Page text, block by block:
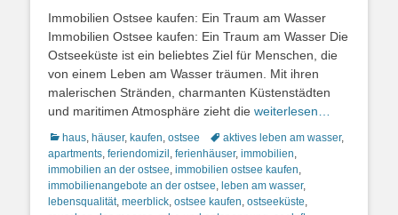
Immobilien Ostsee kaufen: Ein Traum am Wasser
Immobilien Ostsee kaufen: Ein Traum am Wasser Die
Ostseeküste ist ein beliebtes Ziel für Menschen, die
von einem Leben am Wasser träumen. Mit ihren
malerischen Stränden, charmanten Küstenstädten
und maritimen Atmosphäre zieht die weiterlesen…
Kategorien
haus häuser, kaufen ostsee Schlagworte
aktives leben am wasser,
apartments feriendomizil ferienhäuser, immobilien
immobilien an der ostsee immobilien ostsee kaufen
immobilienangebote an der ostsee leben am wasser,
lebensqualität, meerblick ostsee kaufen ostseeküste